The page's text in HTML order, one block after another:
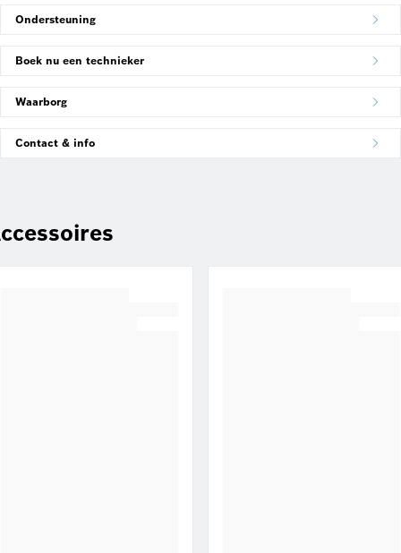
Ondersteuning
Boek nu een technieker
Waarborg
Contact & info